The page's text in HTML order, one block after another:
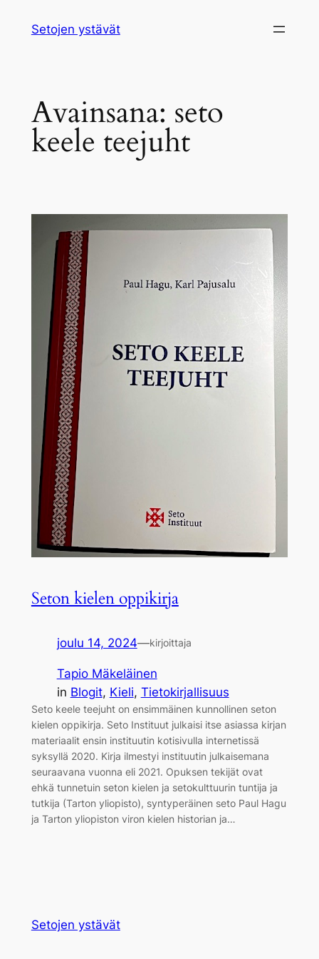
sisältöön
Setojen ystävät
Avainsana: seto
keele teejuht
Seton kielen oppikirja
joulu 14, 2024—kirjoittaja
Tapio Mäkeläinen
in Blogit, Kieli, Tietokirjallisuus
Seto keele teejuht on ensimmäinen kunnollinen seton
kielen oppikirja. Seto Instituut julkaisi itse asiassa kirjan
materiaalit ensin instituutin kotisivulla internetissä
syksyllä 2020. Kirja ilmestyi instituutin julkaisemana
seuraavana vuonna eli 2021. Opuksen tekijät ovat
ehkä tunnetuin seton kielen ja setokulttuurin tuntija ja
tutkija (Tarton yliopisto), syntyperäinen seto Paul Hagu
ja Tarton yliopiston viron kielen historian ja…
Setojen ystävät